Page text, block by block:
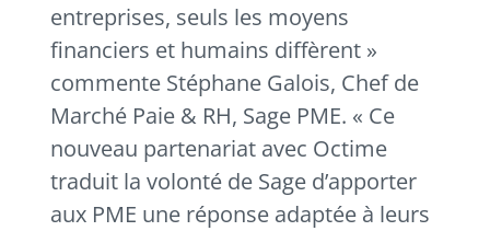
entreprises, seuls les moyens
financiers et humains diffèrent »
commente Stéphane Galois, Chef de
Marché Paie & RH, Sage PME. « Ce
nouveau partenariat avec Octime
traduit la volonté de Sage d’apporter
aux PME une réponse adaptée à leurs